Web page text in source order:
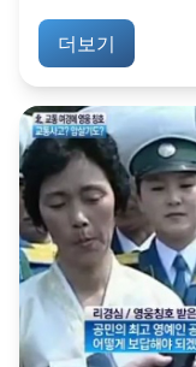
더보기